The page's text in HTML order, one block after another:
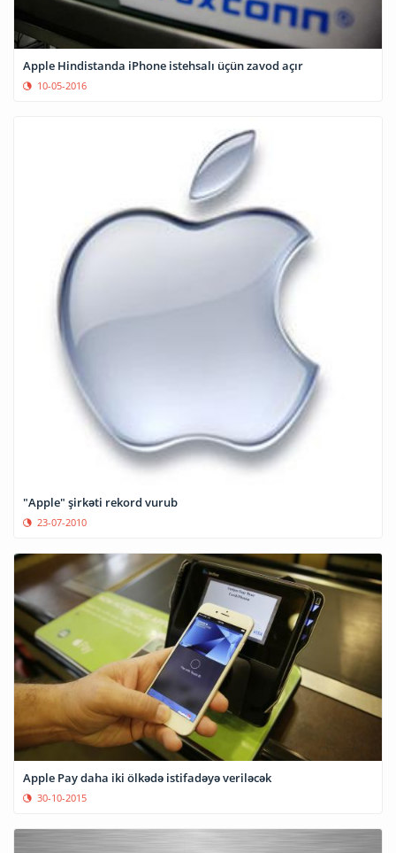
Apple Hindistanda iPhone istehsalı üçün zavod açır
10-05-2016
"Apple" şirkəti rekord vurub
23-07-2010
Apple Pay daha iki ölkədə istifadəyə veriləcək
30-10-2015